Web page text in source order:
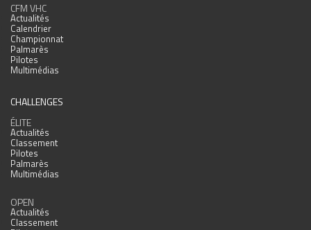
CFM VHC
Actualités
Calendrier
Championnat
Palmarès
Pilotes
Multimédias
CHALLENGES
ÉLITE
Actualités
Classement
Pilotes
Palmarès
Multimédias
OPEN
Actualités
Classement